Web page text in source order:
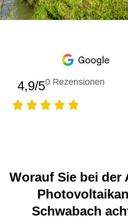
4,9/5 Rezensionen
0
Worauf Sie bei der
Schwabach